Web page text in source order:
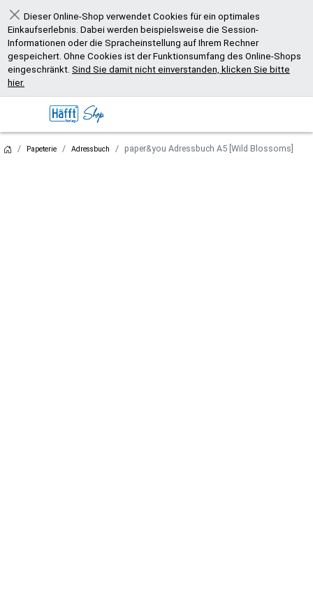
Schließen
Dieser Online-Shop verwendet Cookies für ein optimales
Einkaufserlebnis. Dabei werden beispielsweise die Session-
Informationen oder die Spracheinstellung auf Ihrem Rechner
gespeichert. Ohne Cookies ist der Funktionsumfang des Online-Shops
eingeschränkt. Sind Sie damit nicht einverstanden, klicken Sie bitte
hier.
Papeterie Adressbuch paper&you Adressbuch A5 [Wild Blossoms]